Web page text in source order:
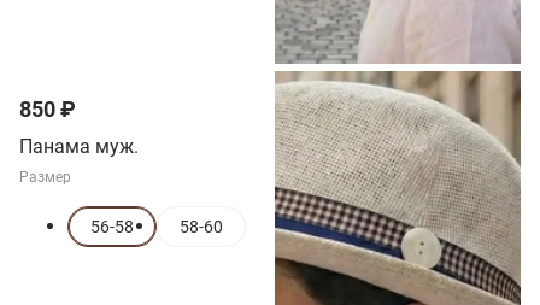
850 ₽
Панама муж.
Размер
56-58 58-60